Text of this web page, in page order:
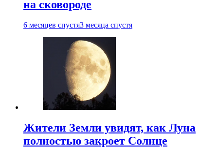
на сковороде
6 месяцев спустя3 месяца спустя
Жители Земли увидят, как Луна
полностью закроет Солнце